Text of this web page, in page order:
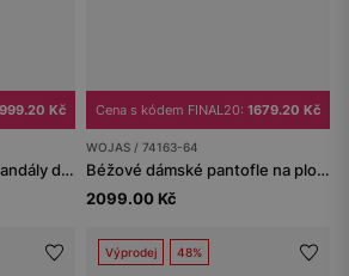
Kč
Světle hnědé kožené sandály dámské
Cena s kódem FINAL20: 1679.20 Kč
WOJAS / 74163-64
Béžové dámské pantofle na ploché podrážce
2099.00 Kč
Výprodej 48%